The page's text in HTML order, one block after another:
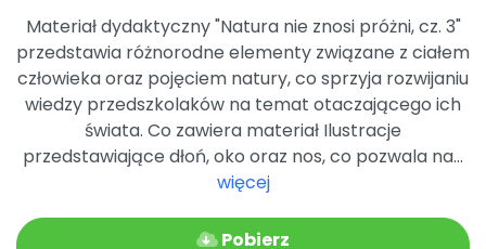
Pomoc
Promocje
Materiał dydaktyczny "Natura nie znosi próżni, cz. 3"
przedstawia różnorodne elementy związane z ciałem
człowieka oraz pojęciem natury, co sprzyja rozwijaniu
wiedzy przedszkolaków na temat otaczającego ich
świata. Co zawiera materiał Ilustracje
przedstawiające dłoń, oko oraz nos, co pozwala na...
więcej
Pobierz